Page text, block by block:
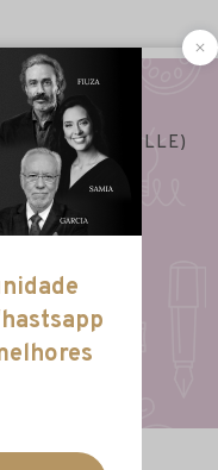
»
ECOVILLE)
- a